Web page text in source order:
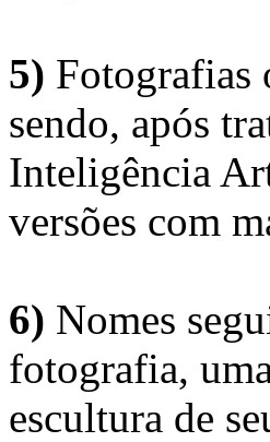
5) Fotografias
sendo, após
Inteligência
versões com
6) Nomes
fotografia,
escultura de